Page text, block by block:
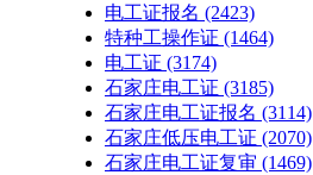
电工证报名 (2423)
特种工操作证 (1464)
电工证 (3174)
石家庄电工证 (3185)
石家庄电工证报名 (3114)
石家庄低压电工证 (2070)
石家庄电工证复审 (1469)